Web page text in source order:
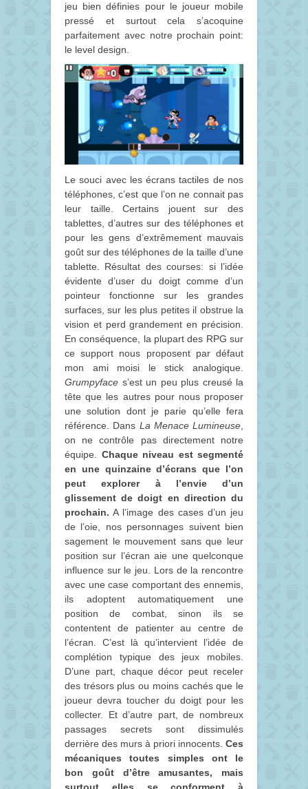
jeu bien définies pour le joueur mobile
pressé et surtout cela s’acoquine
parfaitement avec notre prochain point:
le level design.
Le souci avec les écrans tactiles de nos
téléphones, c’est que l’on ne connait pas
leur taille. Certains jouent sur des
tablettes, d’autres sur des téléphones et
pour les gens d’extrêmement mauvais
goût sur des téléphones de la taille d’une
tablette. Résultat des courses: si l’idée
évidente d’user du doigt comme d’un
pointeur fonctionne sur les grandes
surfaces, sur les plus petites il obstrue la
vision et perd grandement en précision.
En conséquence, la plupart des RPG sur
ce support nous proposent par défaut
mon ami moisi le stick analogique.
Grumpyface s’est un peu plus creusé la
tête que les autres pour nous proposer
une solution dont je parie qu’elle fera
référence. Dans La Menace Lumineuse
on ne contrôle pas directement notre
équipe. Chaque niveau est segmenté
en une quinzaine d’écrans que l’on
peut explorer à l’envie d’un
glissement de doigt en direction du
prochain. A l’image des cases d’un jeu
de l’oie, nos personnages suivent bien
sagement le mouvement sans que leur
position sur l’écran aie une quelconque
influence sur le jeu. Lors de la rencontre
avec une case comportant des ennemis,
ils adoptent automatiquement une
position de combat, sinon ils se
contentent de patienter au centre de
l’écran. C’est là qu’intervient l’idée de
complétion typique des jeux mobiles.
D’une part, chaque décor peut receler
des trésors plus ou moins cachés que le
joueur devra toucher du doigt pour les
collecter. Et d’autre part, de nombreux
passages secrets sont dissimulés
derrière des murs à priori innocents. Ces
mécaniques toutes simples ont le
bon goût d’être amusantes, mais
surtout elles se conforment à